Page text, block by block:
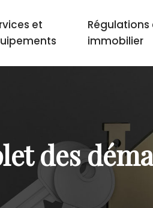
et
immobilier
des